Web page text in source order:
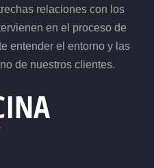
relaciones con los
en el proceso de
entender el entorno y las
de nuestros clientes.